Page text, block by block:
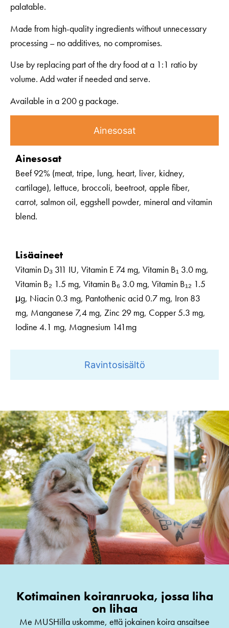
palatable.
Made from high-quality ingredients without unnecessary
processing – no additives, no compromises.
Use by replacing part of the dry food at a 1:1 ratio by
volume. Add water if needed and serve.
Available in a 200 g package.
Ainesosat
Ravintosisältö
Ainesosat
Beef 92% (meat, tripe, lung, heart, liver, kidney,
cartilage), lettuce, broccoli, beetroot, apple fiber,
carrot, salmon oil, eggshell powder, mineral and vitamin
blend.
Lisäaineet
Vitamin D₃ 311 IU, Vitamin E 74 mg, Vitamin B₁ 3.0 mg,
Vitamin B₂ 1.5 mg, Vitamin B₆ 3.0 mg, Vitamin B₁₂ 1.5
μg, Niacin 0.3 mg, Pantothenic acid 0.7 mg, Iron 83
mg, Manganese 7,4 mg, Zinc 29 mg, Copper 5.3 mg,
Iodine 4.1 mg, Magnesium 141mg
Kotimainen koiranruoka, jossa liha
on lihaa
Me MUSHilla uskomme, että jokainen koira ansaitsee